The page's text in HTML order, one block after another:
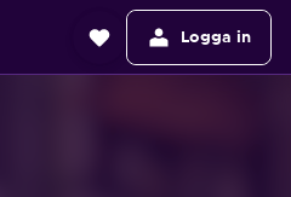
Logga in